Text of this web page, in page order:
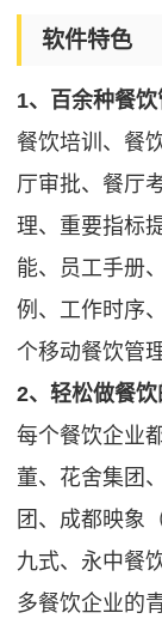
软件特色
1、百余种餐
餐饮培训、餐
厅审批、餐厅
理、重要指标
能、员工手册
例、工作时序
个移动餐饮管
2、轻松做餐
每个餐饮企业
董、花舍集团
团、成都映象
九式、永中餐
多餐饮企业的